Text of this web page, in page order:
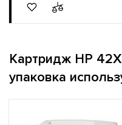
Картридж HP
упаковка